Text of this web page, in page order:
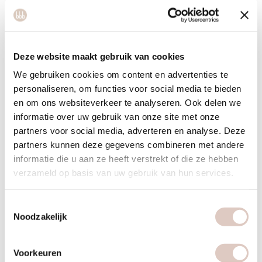
Deze website maakt gebruik van cookies
We gebruiken cookies om content en advertenties te
personaliseren, om functies voor social media te bieden
en om ons websiteverkeer te analyseren. Ook delen we
informatie over uw gebruik van onze site met onze
partners voor social media, adverteren en analyse. Deze
partners kunnen deze gegevens combineren met andere
informatie die u aan ze heeft verstrekt of die ze hebben
verzameld op basis van uw gebruik van hun services.
Noodzakelijk
Voorkeuren
spieractivatie
. Tegelijkertijd werkt je cardiovasculaire
systeem harder, vergelijkbaar met een lichte cardio-
andere voordelen. De verhoogde doorbloeding helpt bij het
afvoeren van afvalstoffen uit je spieren, wat kan bijdragen
aan sneller herstel. De warmte heeft een ontspannend effect
op je zenuwstelsel, waardoor veel mensen de workout als
minder zwaar ervaren ondanks de hogere intensiteit. Het
stimuleert bovendien het vetverbrandingsproces doordat je
lichaam eerder zijn vetreserves aanspreekt voor energie.
workout?
Verhoog de intensiteit door minder rustmomenten te nemen
tussen oefeningen. In plaats van 30 seconden pauze, neem